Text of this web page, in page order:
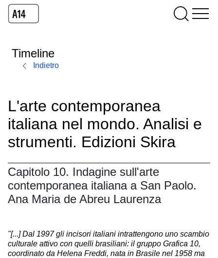
Timeline
Indietro
L'arte contemporanea
italiana nel mondo. Analisi e
strumenti. Edizioni Skira
Capitolo 10. Indagine sull'arte
contemporanea italiana a San Paolo.
Ana Maria de Abreu Laurenza
"[...] Dal 1997 gli incisori italiani intrattengono uno scambio
culturale attivo con quelli brasiliani: il gruppo Grafica 10,
coordinato da Helena Freddi, nata in Brasile nel 1958 ma